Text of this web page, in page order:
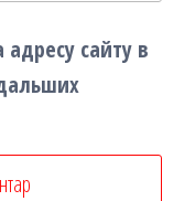
сайту в